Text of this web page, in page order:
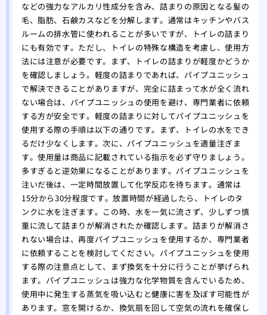
などの強力なアルカリ性成分を含み、詰まりの原因となる髪の
毛、脂肪、石鹸カスなどを分解します。通常はキッチンやバス
ルームの排水管に使われることが多いですが、トイレの詰まり
にも有効です。ただし、トイレの特殊な構造を考慮し、使用方
法には注意が必要です。まず、トイレの詰まりが軽度かどうか
を確認しましょう。軽度の詰まりであれば、パイプユニッシュ
で解決できることがありますが、完全に詰まって水が全く流れ
ない場合は、パイプユニッシュの使用を避け、専門業者に依頼
する方が安全です。軽度の詰まりに対してパイプユニッシュを
使用する際の手順は以下の通りです。まず、トイレの水をでき
るだけ少なくします。次に、パイプユニッシュを適量注ぎま
す。使用量は商品に記載されている指示を必ず守りましょう。
多すぎると逆効果になることがあります。パイプユニッシュを
注いだ後は、一定時間放置して化学反応を待ちます。通常は
15分から30分程度です。放置時間が経過したら、トイレのタ
ンクに水を注ぎます。この時、水を一気に流さず、少しずつ慎
重に流して詰まりが解消されたか確認します。詰まりが解消さ
れない場合は、再度パイプユニッシュを使用するか、専門業者
に依頼することを検討してください。パイプユニッシュを使用
する際の注意点として、まず換気を十分に行うことが挙げられ
ます。パイプユニッシュは強力な化学物質を含んでいるため、
使用中に発生する蒸気を吸い込むと健康に害を及ぼす可能性が
あります。窓を開けるか、換気扇を回して空気の流れを確保し